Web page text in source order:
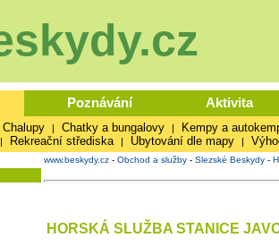
Poznávání Aktivita
Chalupy | Chatky a bungalovy | Kempy a
| Rekreační střediska | Ubytování dle mapy |
www.beskydy.cz - Obchod a služby - Slezské Beskydy -
HORSKÁ SLUŽBA STANICE